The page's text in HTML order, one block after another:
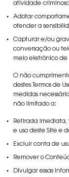
atividade
Adotar
ofender a
Capturar e/ou
conversação ou
meio eletrônico
O não
destes Termos de
medidas
não limitado a:
Retirada
e uso deste Site e
Excluir conta de
Remover o
Divulgar essas